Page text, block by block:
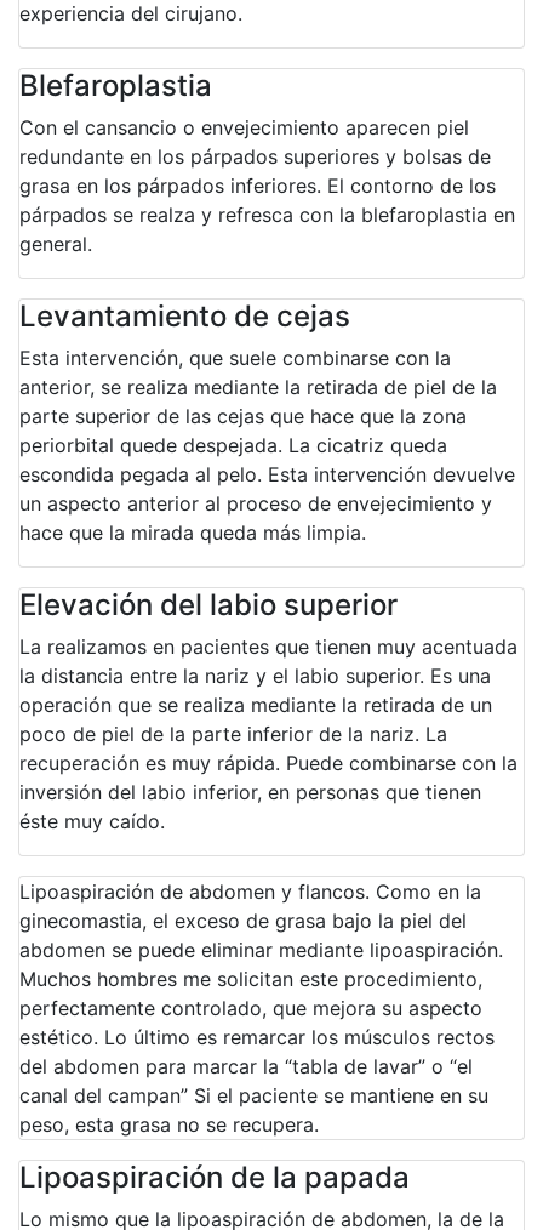
experiencia del cirujano.
Blefaroplastia
Con el cansancio o envejecimiento aparecen piel
redundante en los párpados superiores y bolsas de
grasa en los párpados inferiores. El contorno de los
párpados se realza y refresca con la blefaroplastia en
general.
Levantamiento de cejas
Esta intervención, que suele combinarse con la
anterior, se realiza mediante la retirada de piel de la
parte superior de las cejas que hace que la zona
periorbital quede despejada. La cicatriz queda
escondida pegada al pelo. Esta intervención devuelve
un aspecto anterior al proceso de envejecimiento y
hace que la mirada queda más limpia.
Elevación del labio superior
La realizamos en pacientes que tienen muy acentuada
la distancia entre la nariz y el labio superior. Es una
operación que se realiza mediante la retirada de un
poco de piel de la parte inferior de la nariz. La
recuperación es muy rápida. Puede combinarse con la
inversión del labio inferior, en personas que tienen
éste muy caído.
Lipoaspiración de abdomen y flancos. Como en la
ginecomastia, el exceso de grasa bajo la piel del
abdomen se puede eliminar mediante lipoaspiración.
Muchos hombres me solicitan este procedimiento,
perfectamente controlado, que mejora su aspecto
estético. Lo último es remarcar los músculos rectos
del abdomen para marcar la “tabla de lavar” o “el
canal del campan” Si el paciente se mantiene en su
peso, esta grasa no se recupera.
Lipoaspiración de la papada
Lo mismo que la lipoaspiración de abdomen, la de la